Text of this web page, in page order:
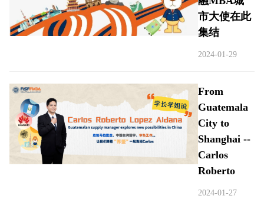
市大使在此
集结
2024-01-29
From
Guatemala
City to
Shanghai --
Carlos
Roberto
2024-01-27